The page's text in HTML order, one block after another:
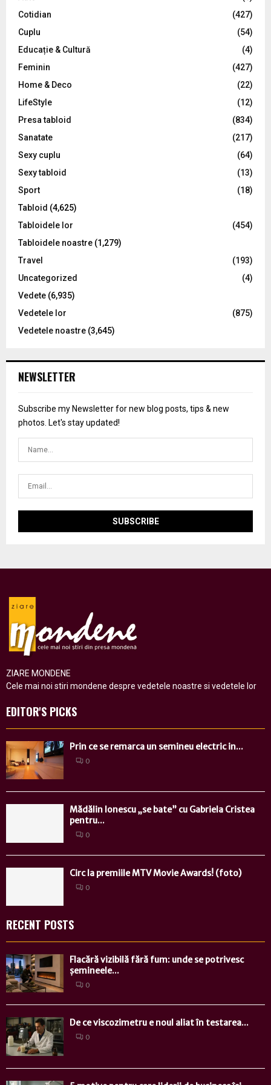
:
C
Cotidian
(427)
Cuplu
(54)
Educație & Cultură
(4)
Feminin
(427)
Home & Deco
(22)
LifeStyle
(12)
Presa tabloid
(834)
Sanatate
(217)
Sexy cuplu
(64)
Sexy tabloid
(13)
Sport
(18)
Tabloid (4,625)
Tabloidele lor
(454)
Tabloidele noastre (1,279)
Travel
(193)
Uncategorized
(4)
Vedete (6,935)
Vedetele lor
(875)
Vedetele noastre (3,645)
NEWSLETTER
Subscribe my Newsletter for new blog posts, tips & new
photos. Let's stay updated!
ZIARE MONDENE
Cele mai noi stiri mondene despre vedetele noastre si vedetele lor
EDITOR'S PICKS
Prin ce se remarca un semineu electric in...
0
Mădălin Ionescu „se bate” cu Gabriela Cristea
pentru...
0
Circ la premiile MTV Movie Awards! (foto)
0
RECENT POSTS
Flacără vizibilă fără fum: unde se potrivesc
șemineele...
0
De ce viscozimetru e noul aliat în testarea...
0